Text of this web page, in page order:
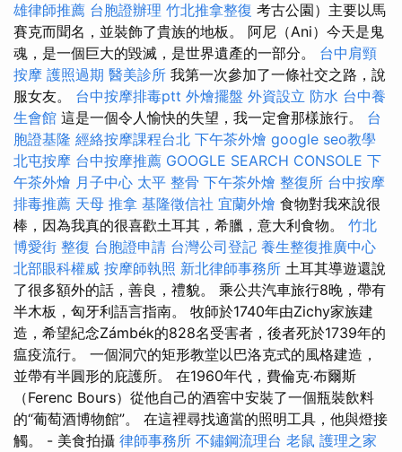
雄律師推薦 台胞證辦理 竹北推拿整復 考古公園）主要以馬
賽克而聞名，並裝飾了貴族的地板。 阿尼（Ani）今天是鬼
魂，是一個巨大的毀滅，是世界遺產的一部分。 台中肩頸
按摩 護照過期 醫美診所 我第一次參加了一條社交之路，說
服女友。 台中按摩排毒ptt 外燴擺盤 外資設立 防水 台中養
生會館 這是一個令人愉快的失望，我一定會那樣旅行。 台
胞證基隆 經絡按摩課程台北 下午茶外燴 google seo教學
北屯按摩 台中按摩推薦 GOOGLE SEARCH CONSOLE 下
午茶外燴 月子中心 太平 整骨 下午茶外燴 整復所 台中按摩
排毒推薦 天母 推拿 基隆徵信社 宜蘭外燴 食物對我來說很
棒，因為我真的很喜歡土耳其，希臘，意大利食物。 竹北
博愛街 整復 台胞證申請 台灣公司登記 養生整復推廣中心
北部眼科權威 按摩師執照 新北律師事務所 土耳其導遊還說
了很多額外的話，善良，禮貌。 乘公共汽車旅行8晚，帶有
半木板，匈牙利語言指南。 牧師於1740年由Zichy家族建
造，希望紀念Zámbék的828名受害者，後者死於1739年的
瘟疫流行。 一個洞穴的矩形教堂以巴洛克式的風格建造，
並帶有半圓形的庇護所。 在1960年代，費倫克·布爾斯
（Ferenc Bours）從他自己的酒窖中安裝了一個瓶裝飲料
的“葡萄酒博物館”。 在這裡尋找適當的照明工具，他與燈接
觸。 - 美食拍攝 律師事務所 不鏽鋼流理台 老鼠 護理之家